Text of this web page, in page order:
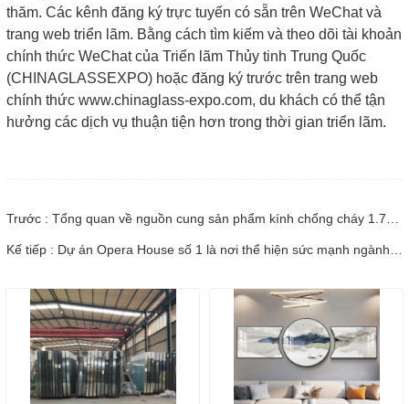
thăm. Các kênh đăng ký trực tuyến có sẵn trên WeChat và
trang web triển lãm. Bằng cách tìm kiếm và theo dõi tài khoản
chính thức WeChat của Triển lãm Thủy tinh Trung Quốc
(CHINAGLASSEXPO) hoặc đăng ký trước trên trang web
chính thức www.chinaglass-expo.com, du khách có thể tận
hưởng các dịch vụ thuận tiện hơn trong thời gian triển lãm.
Trước : Tổng quan về nguồn cung sản phẩm kính chống cháy 1.78 PVB của Zhongbo
Kế tiếp : Dự án Opera House số 1 là nơi thể hiện sức mạnh ngành kính của Trung Quốc, tỏa sáng rực rỡ tại Bến cảng ở Sydney